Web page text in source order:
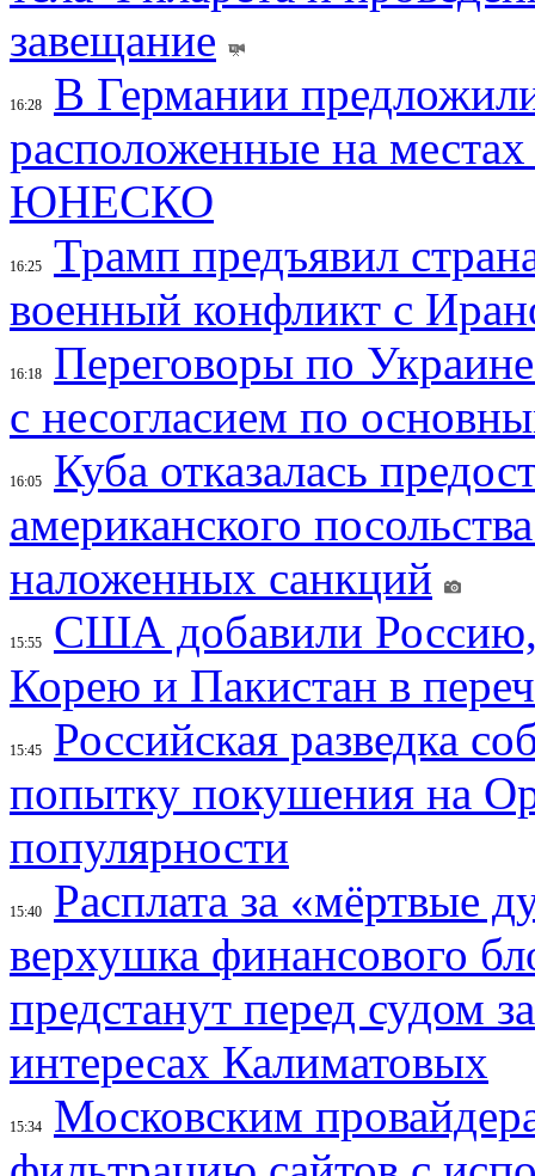
завещание
16:28
В Германии
расположенные на
ЮНЕСКО
16:25
Трамп предъявил
военный конфликт с
16:18
Переговоры по
с несогласием по
16:05
Куба отказалась
американского
наложенных санкций
15:55
США добавили
Корею и Пакистан в
15:45
Российская разведка
попытку покушения на
популярности
15:40
Расплата за «мёртвые
верхушка финансового
предстанут перед судом
интересах Калиматовых
15:34
Московским